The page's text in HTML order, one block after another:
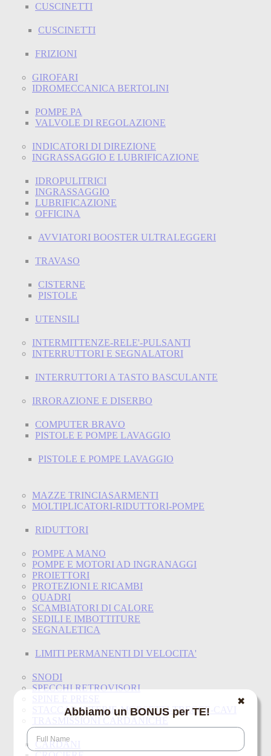
CUSCINETTI
CUSCINETTI
FRIZIONI
GIROFARI
IDROMECCANICA BERTOLINI
POMPE PA
VALVOLE DI REGOLAZIONE
INDICATORI DI DIREZIONE
INGRASSAGGIO E LUBRIFICAZIONE
IDROPULITRICI
INGRASSAGGIO
LUBRIFICAZIONE
OFFICINA
AVVIATORI BOOSTER ULTRALEGGERI
TRAVASO
CISTERNE
PISTOLE
UTENSILI
INTERMITTENZE-RELE'-PULSANTI
INTERRUTTORI E SEGNALATORI
INTERRUTTORI A TASTO BASCULANTE
IRRORAZIONE E DISERBO
COMPUTER BRAVO
PISTOLE E POMPE LAVAGGIO
PISTOLE E POMPE LAVAGGIO
MAZZE TRINCIASARMENTI
MOLTIPLICATORI-RIDUTTORI-POMPE
RIDUTTORI
POMPE A MANO
POMPE E MOTORI AD INGRANAGGI
PROIETTORI
PROTEZIONI E RICAMBI
QUADRI
SCAMBIATORI DI CALORE
SEDILI E IMBOTTITURE
SEGNALETICA
LIMITI PERMANENTI DI VELOCITA'
SNODI
SPECCHI RETROVISORI
STACCABATTERIE-MORSETTI-TRECCE-CAVI
CARDANI
✖
Abbiamo un BONUS per TE!